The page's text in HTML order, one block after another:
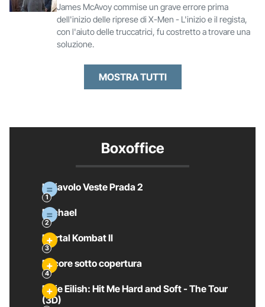
James McAvoy commise un grave errore prima
dell'inizio delle riprese di X-Men - L'inizio e il regista,
con l'aiuto delle truccatrici, fu costretto a trovare una
soluzione.
MOSTRA TUTTI
Boxoffice
Il Diavolo Veste Prada 2
Michael
Mortal Kombat II
Pecore sotto copertura
Billie Eilish: Hit Me Hard and Soft - The Tour
(3D)